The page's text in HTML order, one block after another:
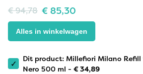
€94,78 € 85,30
Alles in winkelwagen
✓
Dit product: Millefiori Milano Refill
Nero 500 ml - €34,89